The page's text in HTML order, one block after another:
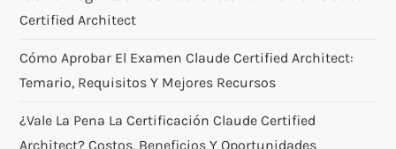
Certified Architect
Cómo Aprobar El Examen Claude Certified Architect:
Temario, Requisitos Y Mejores Recursos
¿Vale La Pena La Certificación Claude Certified
Architect? Costos, Beneficios Y Oportunidades